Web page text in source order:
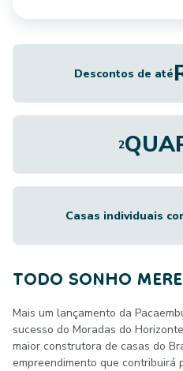
Descontos de até
2
Casas individuais
TODO SONHO
Mais um lançamento da
sucesso do Moradas do
maior construtora de casas do
empreendimento que contribuirá